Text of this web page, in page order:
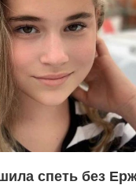
спеть без